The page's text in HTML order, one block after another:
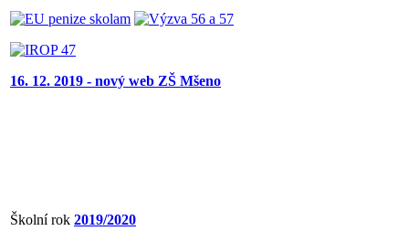
16. 12. 2019 - nový web ZŠ Mšeno
Školní rok 2019/2020